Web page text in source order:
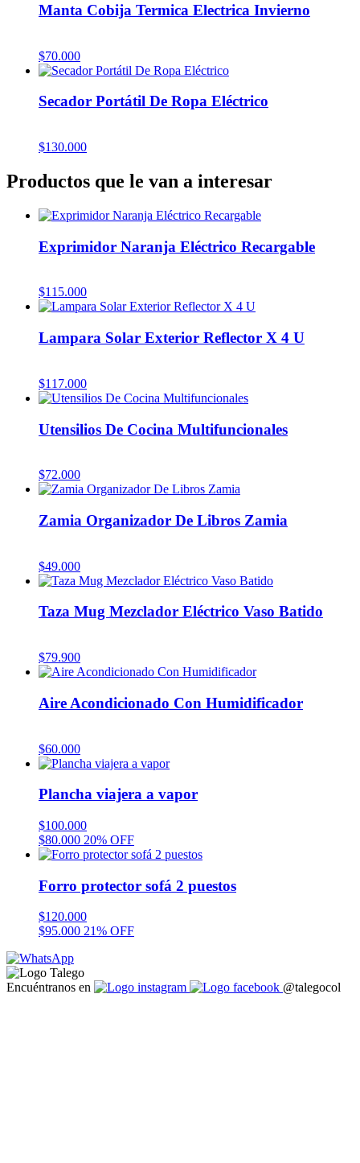
Manta Cobija Termica Electrica Invierno
$70.000
Secador Portátil De Ropa Eléctrico
$130.000
Productos que le van a interesar
Exprimidor Naranja Eléctrico Recargable
$115.000
Lampara Solar Exterior Reflector X 4 U
$117.000
Utensilios De Cocina Multifuncionales
$72.000
Zamia Organizador De Libros Zamia
$49.000
Taza Mug Mezclador Eléctrico Vaso Batido
$79.900
Aire Acondicionado Con Humidificador
$60.000
Plancha viajera a vapor
$100.000
$80.000 20% OFF
Forro protector sofá 2 puestos
$120.000
$95.000 21% OFF
Encuéntranos en @talegocol